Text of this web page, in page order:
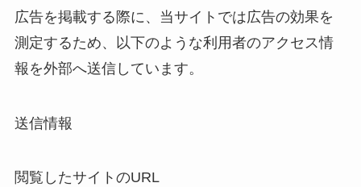
広告を掲載する際に、当サイトでは広告の効果を
測定するため、以下のような利用者のアクセス情
報を外部へ送信しています。
送信情報
閲覧したサイトのURL